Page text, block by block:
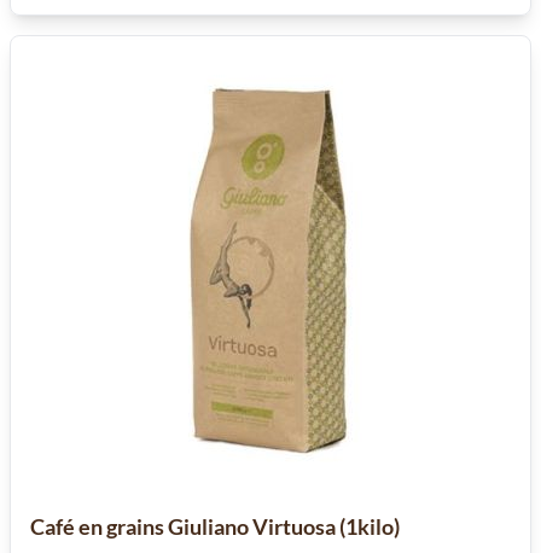
Café en grains Giuliano Virtuosa (1kilo)